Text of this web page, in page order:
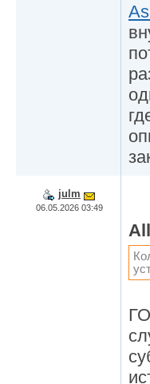
julm
06.05.2026 03:49